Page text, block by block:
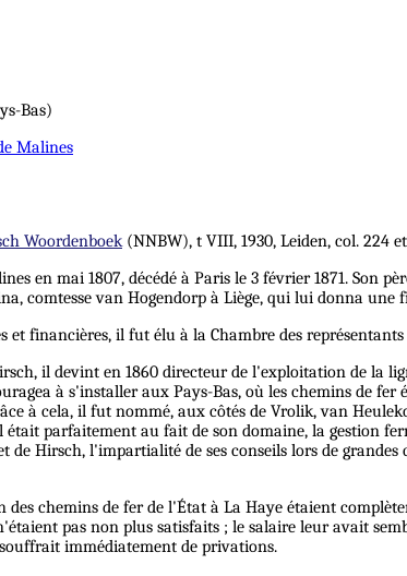
Bas)
Malines
Woordenboek(NNBW), t VIII, 1930, Leiden, col. 224
en mai 1807, décédé à Paris le 3 février 1871. Son
comtesse van Hogendorp à Liège, qui lui donna une
et financières, il fut élu à la Chambre des
il devint en 1860 directeur de l'exploitation de la
à s'installer aux Pays-Bas, où les chemins de
à cela, il fut nommé, aux côtés de Vrolik, van
parfaitement au fait de son domaine, la gestion
Hirsch, l'impartialité de ses conseils lors de
des chemins de fer de l'État à La Haye étaient
pas non plus satisfaits ; le salaire leur avait
immédiatement de privations.